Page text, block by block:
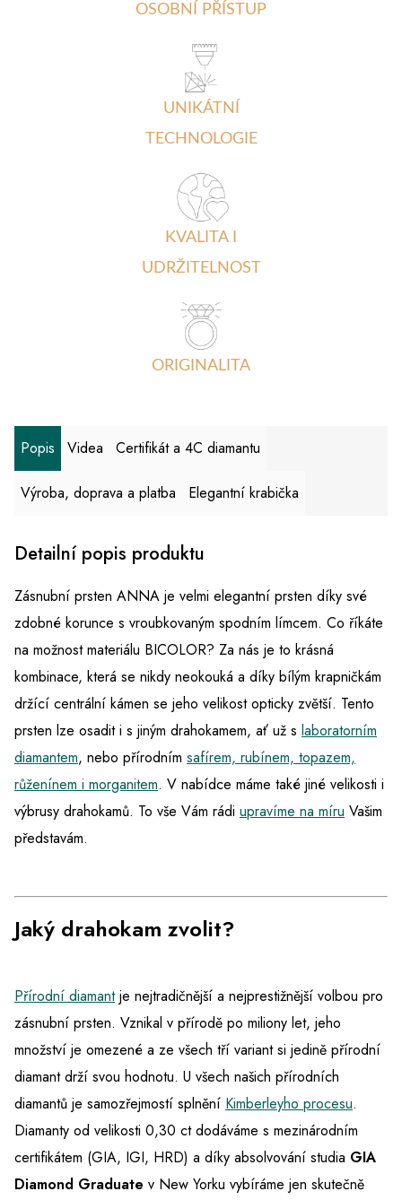
OSOBNÍ PŘÍSTUP
UNIKÁTNÍ
TECHNOLOGIE
KVALITA I
UDRŽITELNOST
ORIGINALITA
Popis Videa Certifikát a 4C diamantu
Výroba, doprava a platba Elegantní krabička
Detailní popis produktu
Zásnubní prsten ANNA je velmi elegantní prsten díky své
zdobné korunce s vroubkovaným spodním límcem. Co říkáte
na možnost materiálu BICOLOR? Za nás je to krásná
kombinace, která se nikdy neokouká a díky bílým krapničkám
držící centrální kámen se jeho velikost opticky zvětší. Tento
prsten lze osadit i s jiným drahokamem, ať už s laboratorním
diamantem, nebo přírodním safírem, rubínem, topazem,
růženínem i morganitem. V nabídce máme také jiné velikosti i
výbrusy drahokamů. To vše Vám rádi upravíme na míru Vašim
představám.
Jaký drahokam zvolit?
Přírodní diamantje nejtradičnější a nejprestižnější volbou pro
zásnubní prsten. Vznikal v přírodě po miliony let, jeho
množství je omezené a ze všech tří variant si jedině přírodní
diamant drží svou hodnotu. U všech našich přírodních
diamantů je samozřejmostí splnění Kimberleyho procesu.
Diamanty od velikosti 0,30 ct dodáváme s mezinárodním
certifikátem (GIA, IGI, HRD) a díky absolvování studia GIA
Diamond Graduate v New Yorku vybíráme jen skutečně